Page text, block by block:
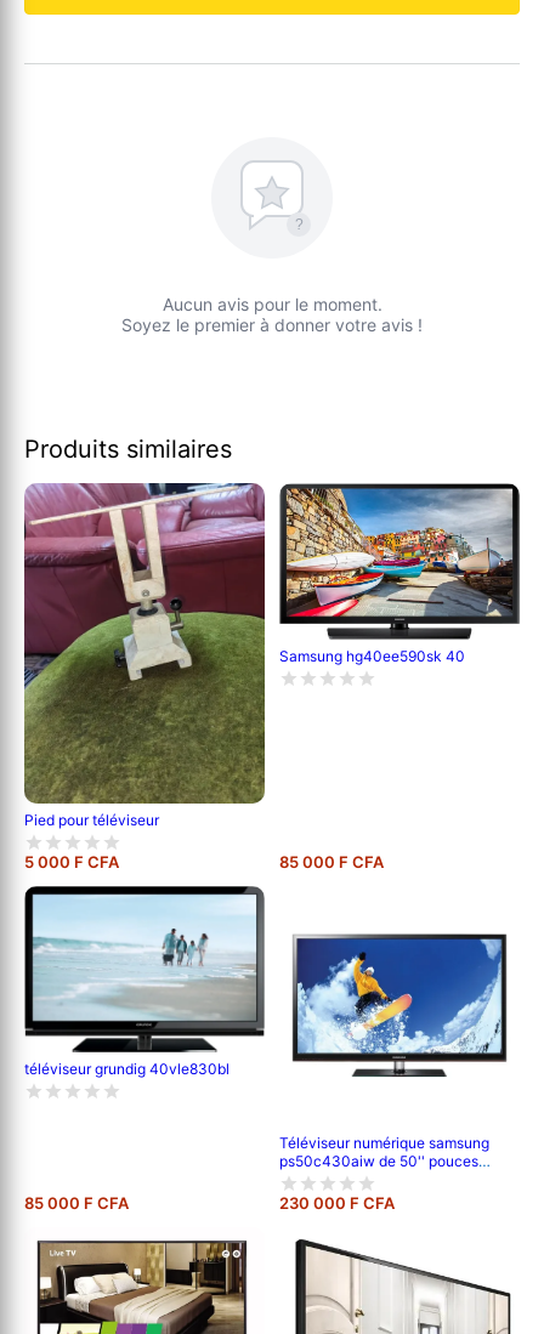
?
Aucun avis pour le moment.
Soyez le premier à donner votre avis !
Produits similaires
Pied pour téléviseur
5 000 F CFA
Samsung hg40ee590sk 40
85 000 F CFA
téléviseur grundig 40vle830bl
85 000 F CFA
Téléviseur numérique samsung
ps50c430aiw de 50'' pouces
;120cm de longueur ,full hd (1080p)
-garantie 6 mois
230 000 F CFA